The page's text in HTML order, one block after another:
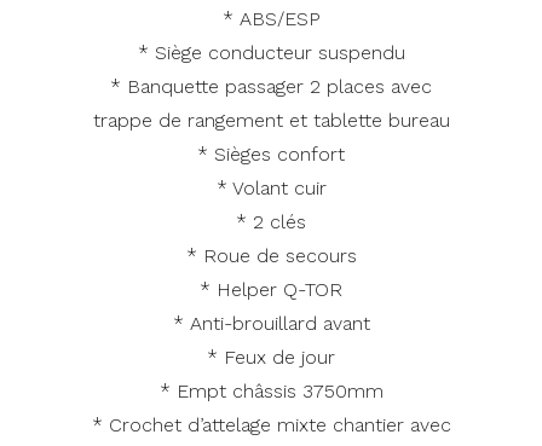
* ABS/ESP
* Siège conducteur suspendu
* Banquette passager 2 places avec
trappe de rangement et tablette bureau
* Sièges confort
* Volant cuir
* 2 clés
* Roue de secours
* Helper Q-TOR
* Anti-brouillard avant
* Feux de jour
* Empt châssis 3750mm
* Crochet d’attelage mixte chantier avec